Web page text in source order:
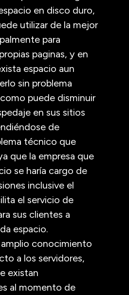
en disco duro,
utilizar de la mejor
para
paginas, y en
espacio aun
sin problema
puede disminuir
en sus sitios
de
técnico que
que la empresa que
se haría cargo de
inclusive el
el servicio de
sus clientes a
espacio.
conocimiento
a los servidores,
existan
al momento de